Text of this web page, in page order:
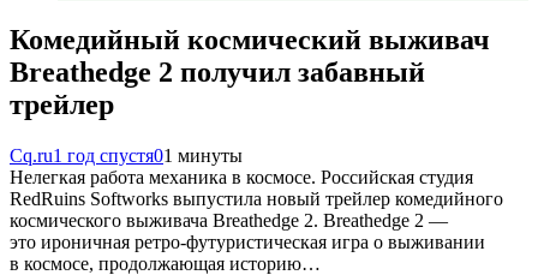
Комедийный космический выживач
Breathedge 2 получил забавный
трейлер
Cq.ru1 год спустя01 минуты
Нелегкая работа механика в космосе. Российская студия
RedRuins Softworks выпустила новый трейлер комедийного
космического выживача Breathedge 2. Breathedge 2 —
это ироничная ретро-футуристическая игра о выживании
в космосе, продолжающая историю…